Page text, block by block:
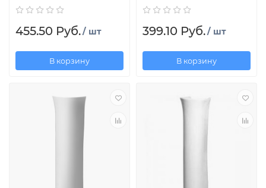
455.50 Руб./ шт
В корзину
399.10 Руб./ шт
В корзину